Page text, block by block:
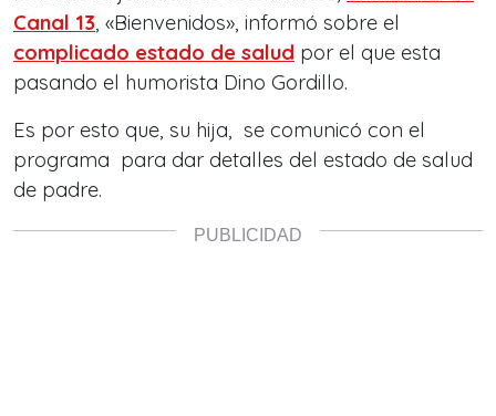
Canal 13, «Bienvenidos», informó sobre el
complicado estado de salud por el que esta
pasando el humorista Dino Gordillo.
Es por esto que, su hija, se comunicó con el
programa para dar detalles del estado de salud
de padre.